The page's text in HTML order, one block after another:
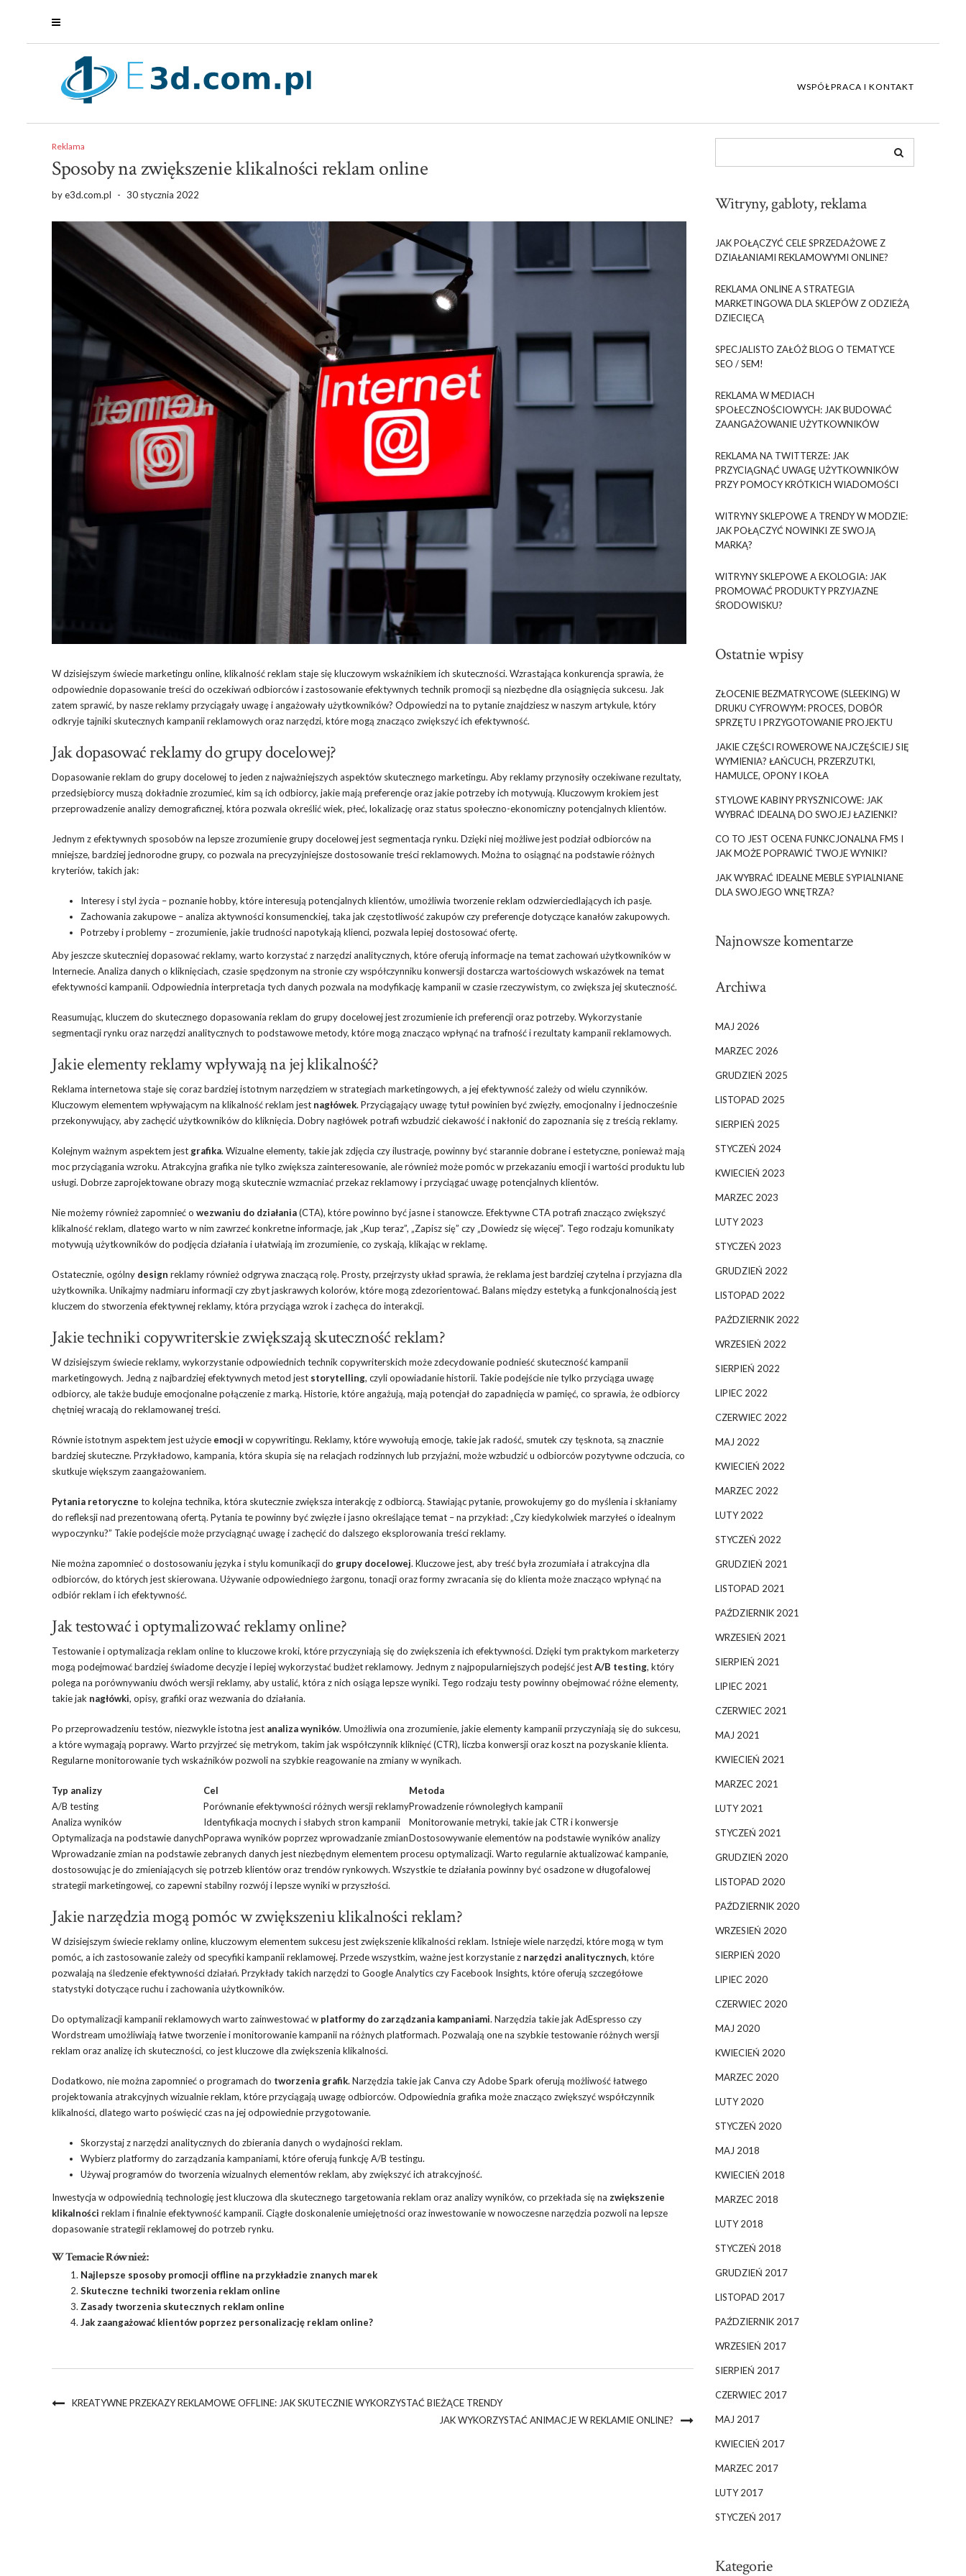
WSPÓŁPRACA I KONTAKT
Reklama
Sposoby na zwiększenie klikalności reklam online
bye3d.com.pl - 30 stycznia 2022
W dzisiejszym świecie marketingu online, klikalność reklam staje się kluczowym wskaźnikiem ich skuteczności. Wzrastająca konkurencja sprawia, że
odpowiednie dopasowanie treści do oczekiwań odbiorców i zastosowanie efektywnych technik promocji są niezbędne dla osiągnięcia sukcesu. Jak
zatem sprawić, by nasze reklamy przyciągały uwagę i angażowały użytkowników? Odpowiedzi na to pytanie znajdziesz w naszym artykule, który
odkryje tajniki skutecznych kampanii reklamowych oraz narzędzi, które mogą znacząco zwiększyć ich efektywność.
Jak dopasować reklamy do grupy docelowej?
Dopasowanie reklam do grupy docelowej to jeden z najważniejszych aspektów skutecznego marketingu. Aby reklamy przynosiły oczekiwane rezultaty,
przedsiębiorcy muszą dokładnie zrozumieć, kim są ich odbiorcy, jakie mają preferencje oraz jakie potrzeby ich motywują. Kluczowym krokiem jest
przeprowadzenie analizy demograficznej, która pozwala określić wiek, płeć, lokalizację oraz status społeczno-ekonomiczny potencjalnych klientów.
Jednym z efektywnych sposobów na lepsze zrozumienie grupy docelowej jest segmentacja rynku. Dzięki niej możliwe jest podział odbiorców na
mniejsze, bardziej jednorodne grupy, co pozwala na precyzyjniejsze dostosowanie treści reklamowych. Można to osiągnąć na podstawie różnych
kryteriów, takich jak:
Interesy i styl życia – poznanie hobby, które interesują potencjalnych klientów, umożliwia tworzenie reklam odzwierciedlających ich pasje.
Zachowania zakupowe – analiza aktywności konsumenckiej, taka jak częstotliwość zakupów czy preferencje dotyczące kanałów zakupowych.
Potrzeby i problemy – zrozumienie, jakie trudności napotykają klienci, pozwala lepiej dostosować ofertę.
Aby jeszcze skuteczniej dopasować reklamy, warto korzystać z narzędzi analitycznych, które oferują informacje na temat zachowań użytkowników w
Internecie. Analiza danych o kliknięciach, czasie spędzonym na stronie czy współczynniku konwersji dostarcza wartościowych wskazówek na temat
efektywności kampanii. Odpowiednia interpretacja tych danych pozwala na modyfikację kampanii w czasie rzeczywistym, co zwiększa jej skuteczność.
Reasumując, kluczem do skutecznego dopasowania reklam do grupy docelowej jest zrozumienie ich preferencji oraz potrzeby. Wykorzystanie
segmentacji rynku oraz narzędzi analitycznych to podstawowe metody, które mogą znacząco wpłynąć na trafność i rezultaty kampanii reklamowych.
Jakie elementy reklamy wpływają na jej klikalność?
Reklama internetowa staje się coraz bardziej istotnym narzędziem w strategiach marketingowych, a jej efektywność zależy od wielu czynników.
Kluczowym elementem wpływającym na klikalność reklam jest nagłówek. Przyciągający uwagę tytuł powinien być zwięzły, emocjonalny i jednocześnie
przekonywujący, aby zachęcić użytkowników do kliknięcia. Dobry nagłówek potrafi wzbudzić ciekawość i nakłonić do zapoznania się z treścią reklamy.
Kolejnym ważnym aspektem jestgrafika. Wizualne elementy, takie jak zdjęcia czy ilustracje, powinny być starannie dobrane i estetyczne, ponieważ mają
moc przyciągania wzroku. Atrakcyjna grafika nie tylko zwiększa zainteresowanie, ale również może pomóc w przekazaniu emocji i wartości produktu lub
usługi. Dobrze zaprojektowane obrazy mogą skutecznie wzmacniać przekaz reklamowy i przyciągać uwagę potencjalnych klientów.
Nie możemy również zapomnieć o wezwaniu do działania(CTA), które powinno być jasne i stanowcze. Efektywne CTA potrafi znacząco zwiększyć
klikalność reklam, dlatego warto w nim zawrzeć konkretne informacje, jak „Kup teraz”, „Zapisz się” czy „Dowiedz się więcej”. Tego rodzaju komunikaty
motywują użytkowników do podjęcia działania i ułatwiają im zrozumienie, co zyskają, klikając w reklamę.
Ostatecznie, ogólny design reklamy również odgrywa znaczącą rolę. Prosty, przejrzysty układ sprawia, że reklama jest bardziej czytelna i przyjazna dla
użytkownika. Unikajmy nadmiaru informacji czy zbyt jaskrawych kolorów, które mogą zdezorientować. Balans między estetyką a funkcjonalnością jest
kluczem do stworzenia efektywnej reklamy, która przyciąga wzrok i zachęca do interakcji.
Jakie techniki copywriterskie zwiększają skuteczność reklam?
W dzisiejszym świecie reklamy, wykorzystanie odpowiednich technik copywriterskich może zdecydowanie podnieść skuteczność kampanii
marketingowych. Jedną z najbardziej efektywnych metod jest storytelling, czyli opowiadanie historii. Takie podejście nie tylko przyciąga uwagę
odbiorcy, ale także buduje emocjonalne połączenie z marką. Historie, które angażują, mają potencjał do zapadnięcia w pamięć, co sprawia, że odbiorcy
chętniej wracają do reklamowanej treści.
Równie istotnym aspektem jest użycie emocji w copywritingu. Reklamy, które wywołują emocje, takie jak radość, smutek czy tęsknota, są znacznie
bardziej skuteczne. Przykładowo, kampania, która skupia się na relacjach rodzinnych lub przyjaźni, może wzbudzić u odbiorców pozytywne odczucia, co
skutkuje większym zaangażowaniem.
Pytania retoryczne to kolejna technika, która skutecznie zwiększa interakcję z odbiorcą. Stawiając pytanie, prowokujemy go do myślenia i skłaniamy
do refleksji nad prezentowaną ofertą. Pytania te powinny być zwięzłe i jasno określające temat – na przykład: „Czy kiedykolwiek marzyłeś o idealnym
wypoczynku?” Takie podejście może przyciągnąć uwagę i zachęcić do dalszego eksplorowania treści reklamy.
Nie można zapomnieć o dostosowaniu języka i stylu komunikacji do grupy docelowej. Kluczowe jest, aby treść była zrozumiała i atrakcyjna dla
odbiorców, do których jest skierowana. Używanie odpowiedniego żargonu, tonacji oraz formy zwracania się do klienta może znacząco wpłynąć na
odbiór reklam i ich efektywność.
Jak testować i optymalizować reklamy online?
Testowanie i optymalizacja reklam online to kluczowe kroki, które przyczyniają się do zwiększenia ich efektywności. Dzięki tym praktykom marketerzy
mogą podejmować bardziej świadome decyzje i lepiej wykorzystać budżet reklamowy. Jednym z najpopularniejszych podejść jestA/B testing, który
polega na porównywaniu dwóch wersji reklamy, aby ustalić, która z nich osiąga lepsze wyniki. Tego rodzaju testy powinny obejmować różne elementy,
takie jak nagłówki, opisy, grafiki oraz wezwania do działania.
Po przeprowadzeniu testów, niezwykle istotna jest analiza wyników. Umożliwia ona zrozumienie, jakie elementy kampanii przyczyniają się do sukcesu,
a które wymagają poprawy. Warto przyjrzeć się metrykom, takim jak współczynnik kliknięć (CTR), liczba konwersji oraz koszt na pozyskanie klienta.
Regularne monitorowanie tych wskaźników pozwoli na szybkie reagowanie na zmiany w wynikach.
Typ analizy Cel
Metoda
A/B testing
Porównanie efektywności różnych wersji reklamyProwadzenie równoległych kampanii
Analiza wyników
Identyfikacja mocnych i słabych stron kampanii
Monitorowanie metryki, takie jak CTR i konwersje
Optymalizacja na podstawie danychPoprawa wyników poprzez wprowadzanie zmianDostosowywanie elementów na podstawie wyników analizy
Wprowadzanie zmian na podstawie zebranych danych jest niezbędnym elementem procesu optymalizacji. Warto regularnie aktualizować kampanie,
dostosowując je do zmieniających się potrzeb klientów oraz trendów rynkowych. Wszystkie te działania powinny być osadzone w długofalowej
strategii marketingowej, co zapewni stabilny rozwój i lepsze wyniki w przyszłości.
Jakie narzędzia mogą pomóc w zwiększeniu klikalności reklam?
W dzisiejszym świecie reklamy online, kluczowym elementem sukcesu jest zwiększenie klikalności reklam. Istnieje wiele narzędzi, które mogą w tym
pomóc, a ich zastosowanie zależy od specyfiki kampanii reklamowej. Przede wszystkim, ważne jest korzystanie z narzędzi analitycznych, które
pozwalają na śledzenie efektywności działań. Przykłady takich narzędzi to Google Analytics czy Facebook Insights, które oferują szczegółowe
statystyki dotyczące ruchu i zachowania użytkowników.
Do optymalizacji kampanii reklamowych warto zainwestować w platformy do zarządzania kampaniami. Narzędzia takie jak AdEspresso czy
Wordstream umożliwiają łatwe tworzenie i monitorowanie kampanii na różnych platformach. Pozwalają one na szybkie testowanie różnych wersji
reklam oraz analizę ich skuteczności, co jest kluczowe dla zwiększenia klikalności.
Dodatkowo, nie można zapomnieć o programach do tworzenia grafik. Narzędzia takie jak Canva czy Adobe Spark oferują możliwość łatwego
projektowania atrakcyjnych wizualnie reklam, które przyciągają uwagę odbiorców. Odpowiednia grafika może znacząco zwiększyć współczynnik
klikalności, dlatego warto poświęcić czas na jej odpowiednie przygotowanie.
Skorzystaj z narzędzi analitycznych do zbierania danych o wydajności reklam.
Wybierz platformy do zarządzania kampaniami, które oferują funkcję A/B testingu.
Używaj programów do tworzenia wizualnych elementów reklam, aby zwiększyć ich atrakcyjność.
Inwestycja w odpowiednią technologię jest kluczowa dla skutecznego targetowania reklam oraz analizy wyników, co przekłada się na zwiększenie
klikalności reklam i finalnie efektywność kampanii. Ciągłe doskonalenie umiejętności oraz inwestowanie w nowoczesne narzędzia pozwoli na lepsze
dopasowanie strategii reklamowej do potrzeb rynku.
W Temacie Również:
Najlepsze sposoby promocji offline na przykładzie znanych marek
Skuteczne techniki tworzenia reklam online
Zasady tworzenia skutecznych reklam online
Jak zaangażować klientów poprzez personalizację reklam online?
KREATYWNE PRZEKAZY REKLAMOWE OFFLINE: JAK SKUTECZNIE WYKORZYSTAĆ BIEŻĄCE TRENDY
JAK WYKORZYSTAĆ ANIMACJE W REKLAMIE ONLINE?
Witryny, gabloty, reklama
JAK POŁĄCZYĆ CELE SPRZEDAŻOWE Z
DZIAŁANIAMI REKLAMOWYMI ONLINE?
REKLAMA ONLINE A STRATEGIA
MARKETINGOWA DLA SKLEPÓW Z ODZIEŻĄ
DZIECIĘCĄ
SPECJALISTO ZAŁÓŻ BLOG O TEMATYCE
SEO / SEM!
REKLAMA W MEDIACH
SPOŁECZNOŚCIOWYCH: JAK BUDOWAĆ
ZAANGAŻOWANIE UŻYTKOWNIKÓW
REKLAMA NA TWITTERZE: JAK
PRZYCIĄGNĄĆ UWAGĘ UŻYTKOWNIKÓW
PRZY POMOCY KRÓTKICH WIADOMOŚCI
WITRYNY SKLEPOWE A TRENDY W MODZIE:
JAK POŁĄCZYĆ NOWINKI ZE SWOJĄ
MARKĄ?
WITRYNY SKLEPOWE A EKOLOGIA: JAK
PROMOWAĆ PRODUKTY PRZYJAZNE
ŚRODOWISKU?
Ostatnie wpisy
ZŁOCENIE BEZMATRYCOWE (SLEEKING) W
DRUKU CYFROWYM: PROCES, DOBÓR
SPRZĘTU I PRZYGOTOWANIE PROJEKTU
JAKIE CZĘŚCI ROWEROWE NAJCZĘŚCIEJ SIĘ
WYMIENIA? ŁAŃCUCH, PRZERZUTKI,
HAMULCE, OPONY I KOŁA
STYLOWE KABINY PRYSZNICOWE: JAK
WYBRAĆ IDEALNĄ DO SWOJEJ ŁAZIENKI?
CO TO JEST OCENA FUNKCJONALNA FMS I
JAK MOŻE POPRAWIĆ TWOJE WYNIKI?
JAK WYBRAĆ IDEALNE MEBLE SYPIALNIANE
DLA SWOJEGO WNĘTRZA?
Najnowsze komentarze
Archiwa
MAJ 2026
MARZEC 2026
GRUDZIEŃ 2025
LISTOPAD 2025
SIERPIEŃ 2025
STYCZEŃ 2024
KWIECIEŃ 2023
MARZEC 2023
LUTY 2023
STYCZEŃ 2023
GRUDZIEŃ 2022
LISTOPAD 2022
PAŹDZIERNIK 2022
WRZESIEŃ 2022
SIERPIEŃ 2022
LIPIEC 2022
CZERWIEC 2022
MAJ 2022
KWIECIEŃ 2022
MARZEC 2022
LUTY 2022
STYCZEŃ 2022
GRUDZIEŃ 2021
LISTOPAD 2021
PAŹDZIERNIK 2021
WRZESIEŃ 2021
SIERPIEŃ 2021
LIPIEC 2021
CZERWIEC 2021
MAJ 2021
KWIECIEŃ 2021
MARZEC 2021
LUTY 2021
STYCZEŃ 2021
GRUDZIEŃ 2020
LISTOPAD 2020
PAŹDZIERNIK 2020
WRZESIEŃ 2020
SIERPIEŃ 2020
LIPIEC 2020
CZERWIEC 2020
MAJ 2020
KWIECIEŃ 2020
MARZEC 2020
LUTY 2020
STYCZEŃ 2020
MAJ 2018
KWIECIEŃ 2018
MARZEC 2018
LUTY 2018
STYCZEŃ 2018
GRUDZIEŃ 2017
LISTOPAD 2017
PAŹDZIERNIK 2017
WRZESIEŃ 2017
SIERPIEŃ 2017
CZERWIEC 2017
MAJ 2017
KWIECIEŃ 2017
MARZEC 2017
LUTY 2017
STYCZEŃ 2017
Kategorie